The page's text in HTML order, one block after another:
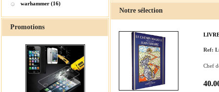
warhammer (16)
Promotions
Notre sélection
Ref:
Chef